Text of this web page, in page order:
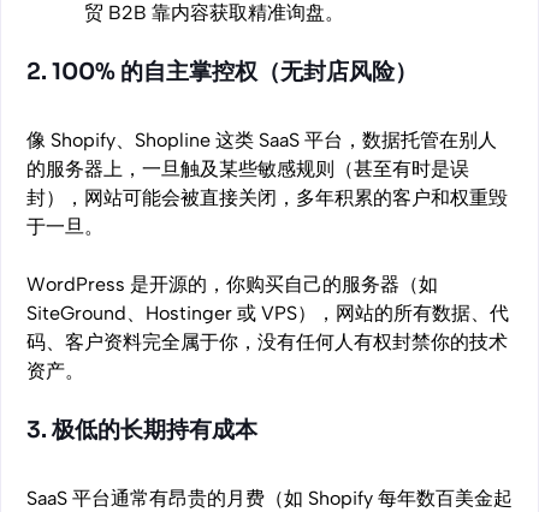
贸 B2B 靠内容获取精准询盘。
2. 100% 的自主掌控权（无封店风险）
像 Shopify、Shopline 这类 SaaS 平台，数据托管在别人
的服务器上，一旦触及某些敏感规则（甚至有时是误
封），网站可能会被直接关闭，多年积累的客户和权重毁
于一旦。
WordPress 是开源的，你购买自己的服务器（如
SiteGround、Hostinger 或 VPS），网站的所有数据、代
码、客户资料完全属于你，没有任何人有权封禁你的技术
资产。
3. 极低的长期持有成本
SaaS 平台通常有昂贵的月费（如 Shopify 每年数百美金起